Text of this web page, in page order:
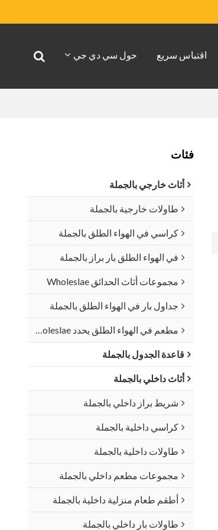
اقتباس سريع حول سي دي جي
فئات
أثاث خارجي بالجملة
طاولات خارجية بالجملة
كراسي في الهواء الطلق بالجملة
في الهواء الطلق بار براز بالجملة
مجموعات أثاث الحدائق Wholeslae
جداول بار في الهواء الطلق بالجملة
مطعم في الهواء الطلق يحدد Wholeslae
قاعدة الجدول بالجملة
أثاث داخلي بالجملة
شريط براز داخلي بالجملة
كراسي داخلية بالجملة
طاولات داخلية بالجملة
مجموعات مطعم داخلي بالجملة
أطقم طعام منزلية داخلية بالجملة
طاولات بار داخلي بالجملة